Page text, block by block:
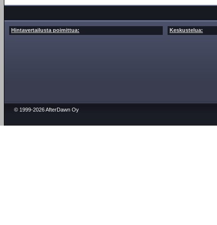
Hintavertailusta poimittua: Keskustelua:
© 1999-2026 AfterDawn Oy